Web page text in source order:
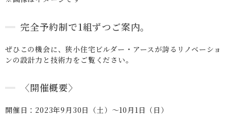
完全予約制で1組ずつご案内。
ぜひこの機会に、狭小住宅ビルダー・アースが誇るリノベーショ
ンの設計力と技術力をご覧ください。
〈開催概要〉
開催日：2023年9月30日（土）〜10月1日（日）